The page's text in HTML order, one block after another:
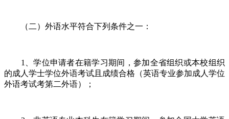
（二）外语水平符合下列条件之一：
1、学位申请者在籍学习期间，参加全省组织或本校组织
的成人学士学位外语考试且成绩合格（英语专业参加成人学位
外语考试考第二外语）；